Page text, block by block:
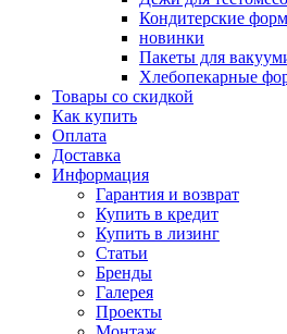
Кондитерские
новинки
Пакеты для
Хлебопекарные
Товары со скидкой
Как купить
Оплата
Доставка
Информация
Гарантия и возврат
Купить в кредит
Купить в лизинг
Статьи
Бренды
Галерея
Проекты